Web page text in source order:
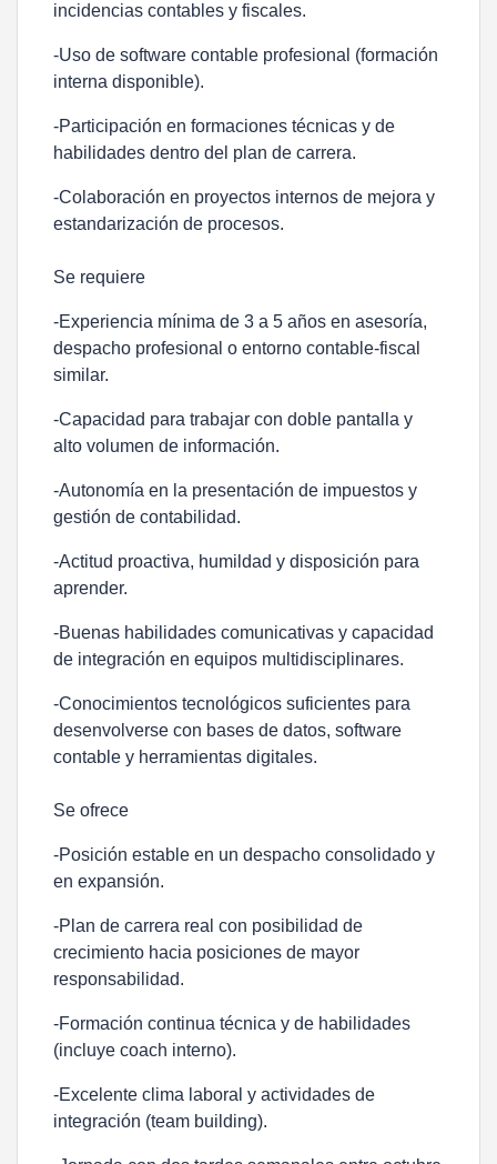
incidencias contables y fiscales.
-Uso de software contable profesional (formación
interna disponible).
-Participación en formaciones técnicas y de
habilidades dentro del plan de carrera.
-Colaboración en proyectos internos de mejora y
estandarización de procesos.
Se requiere
-Experiencia mínima de 3 a 5 años en asesoría,
despacho profesional o entorno contable-fiscal
similar.
-Capacidad para trabajar con doble pantalla y
alto volumen de información.
-Autonomía en la presentación de impuestos y
gestión de contabilidad.
-Actitud proactiva, humildad y disposición para
aprender.
-Buenas habilidades comunicativas y capacidad
de integración en equipos multidisciplinares.
-Conocimientos tecnológicos suficientes para
desenvolverse con bases de datos, software
contable y herramientas digitales.
Se ofrece
-Posición estable en un despacho consolidado y
en expansión.
-Plan de carrera real con posibilidad de
crecimiento hacia posiciones de mayor
responsabilidad.
-Formación continua técnica y de habilidades
(incluye coach interno).
-Excelente clima laboral y actividades de
integración (team building).